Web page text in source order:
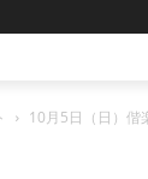
10月5日（日）偕